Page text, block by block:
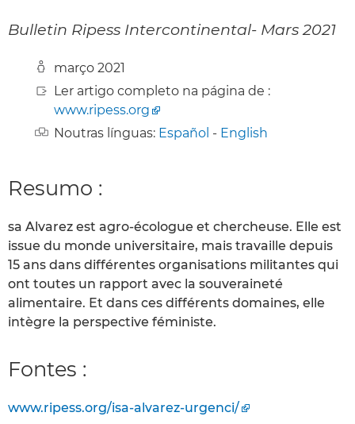
Bulletin Ripess Intercontinental- Mars 2021
março 2021
Ler artigo completo na página de :
www.ripess.org
Noutras línguas: Español - English
Resumo :
sa Alvarez est agro-écologue et chercheuse. Elle est
issue du monde universitaire, mais travaille depuis
15 ans dans différentes organisations militantes qui
ont toutes un rapport avec la souveraineté
alimentaire. Et dans ces différents domaines, elle
intègre la perspective féministe.
Fontes :
www.ripess.org/isa-alvarez-urgenci/